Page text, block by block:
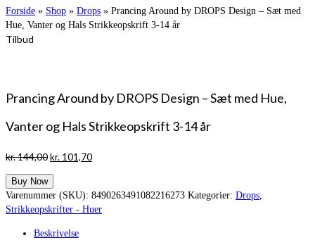
Forside » Shop » Drops » Prancing Around by DROPS Design – Sæt med
Hue, Vanter og Hals Strikkeopskrift 3-14 år
Tilbud
Prancing Around by DROPS Design – Sæt med Hue,
Vanter og Hals Strikkeopskrift 3-14 år
kr.144,00Den
pris
var:
kr. 144,00.
kr. 101,70Den
er:
kr. 101,70.
Buy Now
Varenummer (SKU): 8490263491082216273 Kategorier: Drops,
Strikkeopskrifter - Huer
Beskrivelse